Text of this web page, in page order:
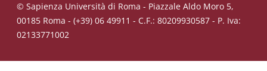
© Sapienza Università di Roma - Piazzale Aldo Moro 5,
00185 Roma - (+39) 06 49911 - C.F.: 80209930587 - P. Iva:
02133771002